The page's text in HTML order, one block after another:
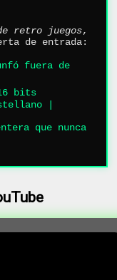
de retro juegos,
de entrada:
fuera de
bits
|
que nunca